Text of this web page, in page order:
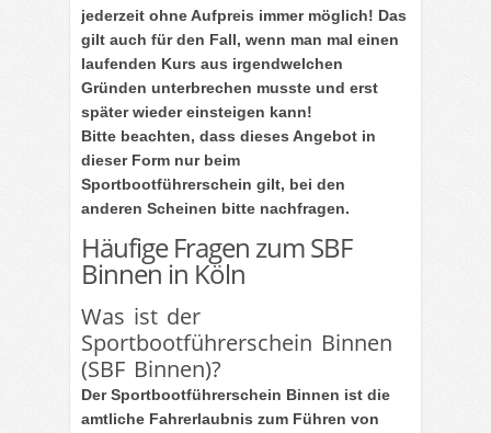
jederzeit ohne Aufpreis immer möglich! Das
gilt auch für den Fall, wenn man mal einen
laufenden Kurs aus irgendwelchen
Gründen unterbrechen musste und erst
später wieder einsteigen kann!
Bitte beachten, dass dieses Angebot in
dieser Form nur beim
Sportbootführerschein gilt, bei den
anderen Scheinen bitte nachfragen.
Häufige Fragen zum SBF
Binnen in Köln
Was ist der
Sportbootführerschein Binnen
(SBF Binnen)?
Der Sportbootführerschein Binnen ist die
amtliche Fahrerlaubnis zum Führen von